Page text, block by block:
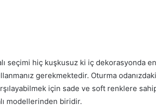
seçimi hiç kuşkusuz ki iç dekorasyonda
gerekmektedir. Oturma
için sade ve soft renklere
modellerinden biridir.